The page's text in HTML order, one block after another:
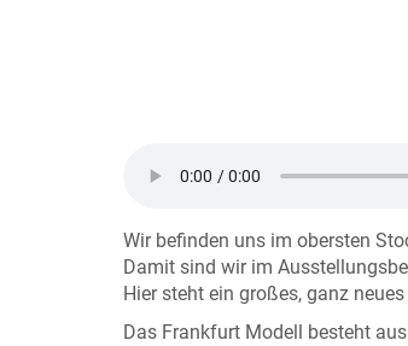
Wir befinden uns im obersten
Damit sind wir im
Hier steht ein großes, ganz
Das Frankfurt Modell besteht